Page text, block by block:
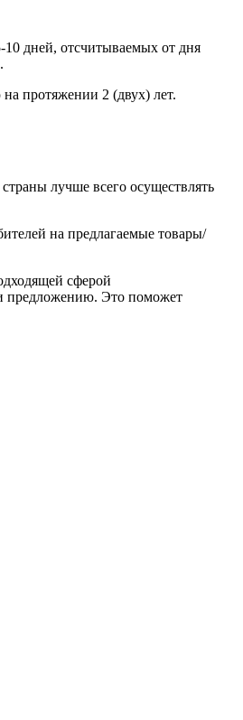
10 дней, отсчитываемых от дня
протяжении 2 (двух) лет.
лучше всего осуществлять
на предлагаемые товары/
сферой
и предложению. Это поможет